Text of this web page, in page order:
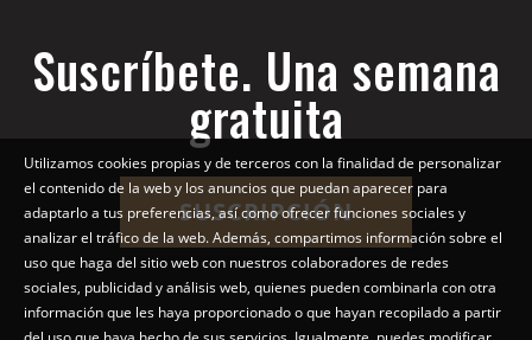
Suscríbete. Una semana
gratuita
SUSCRIPCIÓN
Utilizamos cookies propias y de terceros con la finalidad de personalizar
el contenido de la web y los anuncios que puedan aparecer para
adaptarlo a tus preferencias, así como ofrecer funciones sociales y
analizar el tráfico de la web. Además, compartimos información sobre el
uso que haga del sitio web con nuestros colaboradores de redes
sociales, publicidad y análisis web, quienes pueden combinarla con otra
información que les haya proporcionado o que hayan recopilado a partir